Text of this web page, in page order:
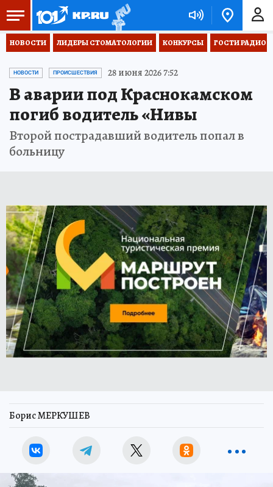
НОВОСТИ ЛИДЕРЫ СТОМАТОЛОГИИ КОНКУРСЫ ГОСТИ РАДИО
НОВОСТИ ПРОИСШЕСТВИЯ 28 июня 2026 7:52
В аварии под Краснокамском
погиб водитель «Нивы
Второй пострадавший водитель попал в
больницу
Борис МЕРКУШЕВ